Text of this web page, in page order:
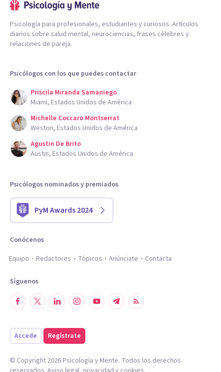
Psicología para profesionales, estudiantes y curiosos. Artículos
diarios sobre salud mental, neurociencias, frases célebres y
relaciones de pareja.
Psicólogos con los que puedes contactar
Priscila Miranda Samaniego
Miami, Estados Unidos de América
Michelle Coccaro Montserrat
Weston, Estados Unidos de América
Agustin De Brito
Austin, Estados Unidos de América
Psicólogos nominados y premiados
PyM Awards 2024
Conócenos
Equipo
Redactores Tópicos Anúnciate Contacta
Síguenos
Accede Regístrate
© Copyright 2026Psicología y Mente. Todos los derechos